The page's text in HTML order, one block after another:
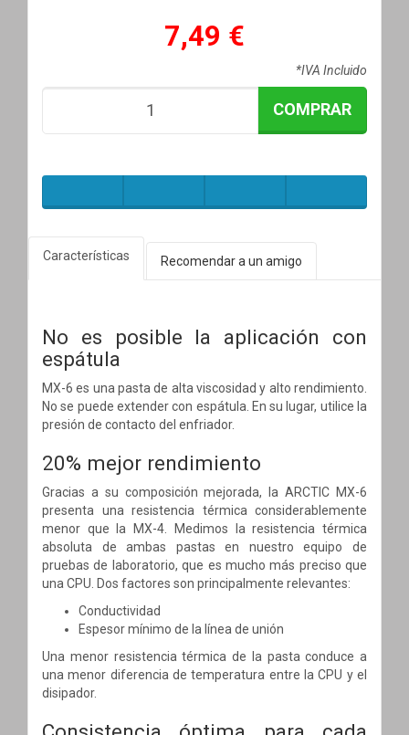
7,49 €
*IVA Incluido
COMPRAR
Características Recomendar a un amigo
No es posible la aplicación con
espátula
MX-6 es una pasta de alta viscosidad y alto rendimiento.
No se puede extender con espátula. En su lugar, utilice la
presión de contacto del enfriador.
20% mejor rendimiento
Gracias a su composición mejorada, la ARCTIC MX-6
presenta una resistencia térmica considerablemente
menor que la MX-4. Medimos la resistencia térmica
absoluta de ambas pastas en nuestro equipo de
pruebas de laboratorio, que es mucho más preciso que
una CPU. Dos factores son principalmente relevantes:
Conductividad
Espesor mínimo de la línea de unión
Una menor resistencia térmica de la pasta conduce a
una menor diferencia de temperatura entre la CPU y el
disipador.